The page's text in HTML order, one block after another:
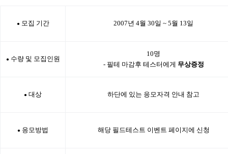
● 모집 기간 2007년 4월 30일 ~ 5월 13일
● 수량 및 모집인원
10명
- 필테 마감후 테스터에게 무상증정
● 대상 하단에 있는 응모자격 안내 참고
● 응모방법 해당 필드테스트 이벤트 페이지에 신청